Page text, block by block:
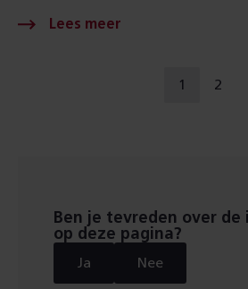
1
2
Ben je tevreden over
op deze pagina?
Ja Nee